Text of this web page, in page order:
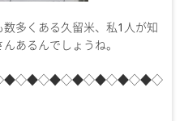
多くある久留米、私1人が知
あるんでしょうね。